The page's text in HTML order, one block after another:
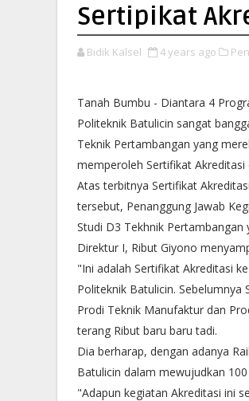
Sertipikat
Bidik Kalsel 4 years ago
Tanah Bumbu - Diantara 4
Politeknik Batulicin sangat
Teknik Pertambangan yang
memperoleh Sertifikat Akreditasi
Atas terbitnya Sertifikat
tersebut, Penanggung Jawab
Studi D3 Tekhnik Pertambangan
Direktur I, Ribut Giyono
"Ini adalah Sertifikat Akreditasi
Politeknik Batulicin. Sebelumnya
Prodi Teknik Manufaktur dan
terang Ribut baru baru tadi.
Dia berharap, dengan adanya
Batulicin dalam mewujudkan
"Adapun kegiatan Akreditasi ini